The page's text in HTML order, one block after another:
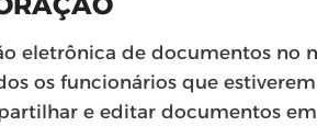
eletrônica de documentos no
os funcionários que
e editar documentos